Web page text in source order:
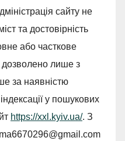
сайту не
та достовірність
або часткове
дозволено лише з
за наявністю
у пошукових
https://xxl.kyiv.ua/. З
ma6670296@gmail.com